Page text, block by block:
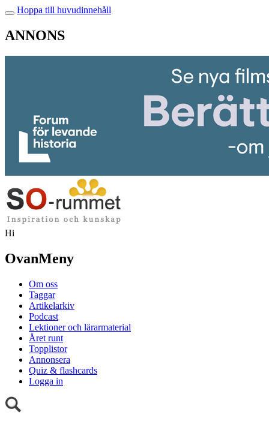
Hoppa till huvudinnehåll
ANNONS
Hi
OvanMeny
Om oss
Taggar
Artikelarkiv
Podcast
Lektioner och lärarmaterial
Året runt
Topplistor
Annonsera
Quiz & flashcards
Logga in